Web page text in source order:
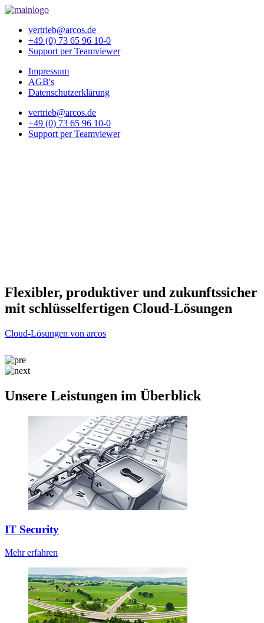
vertrieb@arcos.de
+49 (0) 73 65 96 10-0
Support per Teamviewer
Impressum
AGB's
Datenschutzerklärung
vertrieb@arcos.de
+49 (0) 73 65 96 10-0
Support per Teamviewer
Flexibler, produktiver und zukunftssicher
mit schlüsselfertigen Cloud-Lösungen
Cloud-Lösungen von arcos
Unsere Leistungen im Überblick
IT Security
Mehr erfahren